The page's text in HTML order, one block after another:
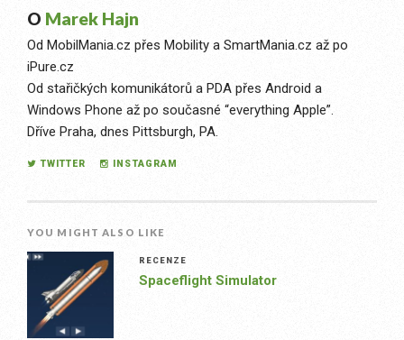
O Marek Hajn
Od MobilMania.cz přes Mobility a SmartMania.cz až po
iPure.cz
Od stařičkých komunikátorů a PDA přes Android a
Windows Phone až po současné “everything Apple”.
Dříve Praha, dnes Pittsburgh, PA.
TWITTER INSTAGRAM
YOU MIGHT ALSO LIKE
RECENZE
Spaceflight Simulator